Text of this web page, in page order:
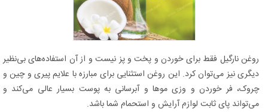
روغن نارگیل فقط برای خوردن و پخت و پز نیست و از آن استفاده‌های بی‌نظیر
دیگری نیز می‌توان کرد. این روغن استثنایی برای مبارزه با علایم پیری و چین و
چروک، فر خوردن و وزی موها و آبرسانی به پوست بسیار عالی می‌کند و
می‌تواند پای ثابت لوازم آرایش و استحمام شما باشد.